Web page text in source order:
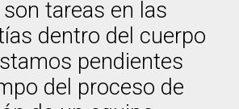
tareas en las
dentro del cuerpo
pendientes
del proceso de